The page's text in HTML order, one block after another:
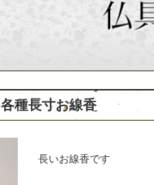
各種長寸お線香
長いお線香です